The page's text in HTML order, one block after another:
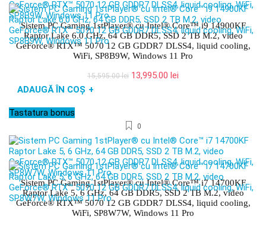
Sistem PC Gaming 1stPlayer® cu Intel® Core™ i9 14900KF
Raptor Lake 6.0 GHz, 64 GB DDR5, SSD 2 TB M.2, video
GeForce® RTX™ 5070 12 GB GDDR7 DLSS4, liquid cooling,
WiFi, SP8B9W, Windows 11 Pro
15,595.00lei Prețul
13,995.00 lei
ADAUGĂ ÎN COȘ +
Tastatura bonus
0
Sistem PC Gaming 1stPlayer® cu Intel® Core™ i7 14700KF
Raptor Lake 5, 6 GHz, 64 GB DDR5, SSD 2 TB M.2, video
GeForce® RTX™ 5070 12 GB GDDR7 DLSS4, liquid cooling,
WiFi, SP8W7W, Windows 11 Pro